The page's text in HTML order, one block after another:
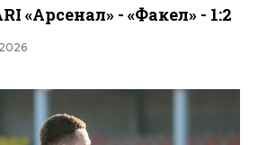
«Арсенал» - «Факел» - 1:2